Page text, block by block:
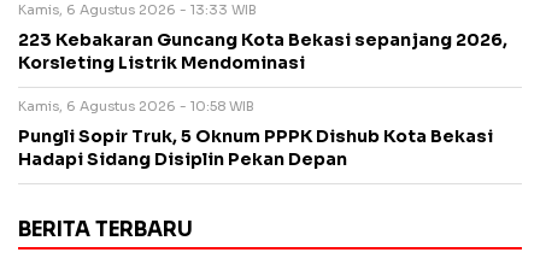
Kamis, 6 Agustus 2026 - 13:33 WIB
223 Kebakaran Guncang Kota Bekasi sepanjang 2026,
Korsleting Listrik Mendominasi
Kamis, 6 Agustus 2026 - 10:58 WIB
Pungli Sopir Truk, 5 Oknum PPPK Dishub Kota Bekasi
Hadapi Sidang Disiplin Pekan Depan
BERITA TERBARU